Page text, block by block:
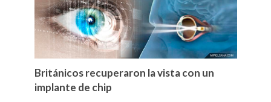
Británicos recuperaron la vista con un
implante de chip